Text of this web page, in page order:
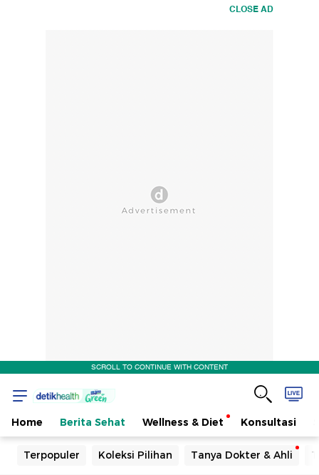
CLOSE AD
SCROLL TO CONTINUE WITH CONTENT
Home Berita Sehat Wellness & Diet Konsultasi
Terpopuler Koleksi Pilihan Tanya Dokter & Ahli